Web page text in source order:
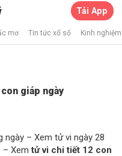
Tải App
mơ Tin tức xổ số Kinh
giáp ngày
ngày – Xem tử vi ngày 28
– Xemtử vi chi tiết 12 con